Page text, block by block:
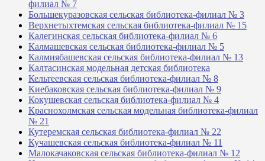
филиал № 7
Большекуразовская сельская библиотека-филиал № 3
Верхнетыхтемская сельская библиотека-филиал № 15
Калегинская сельская библиотека-филиал № 6
Калмашевская сельская библиотека-филиал № 5
Калмиябашевская сельская библиотека-филиал № 13
Калтасинская модельная детская библиотека
Кельтеевская сельская библиотека-филиал № 8
Киебаковская сельская библиотека-филиал № 9
Кокушевская сельская библиотека-филиал № 4
Краснохолмская сельская модельная библиотека-филиал
№ 21
Кутеремская сельская библиотека-филиал № 22
Кучашевская сельская библиотека-филиал № 11
Малокачаковская сельская библиотека-филиал № 12